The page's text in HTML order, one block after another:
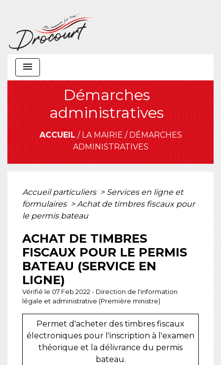
menu
Démarches
administratives
ACCUEIL/LA MAIRIE/DÉMARCHES
ADMINISTRATIVES
Accueil particuliers > Services en ligne et
formulaires > Achat de timbres fiscaux pour
le permis bateau
ACHAT DE TIMBRES
FISCAUX POUR LE PERMIS
BATEAU (SERVICE EN
LIGNE)
Vérifié le 07 Feb 2022 - Direction de l'information
légale et administrative (Première ministre)
Permet d'acheter des timbres fiscaux
électroniques pour l'inscription à l'examen
théorique et la délivrance du permis
bateau.